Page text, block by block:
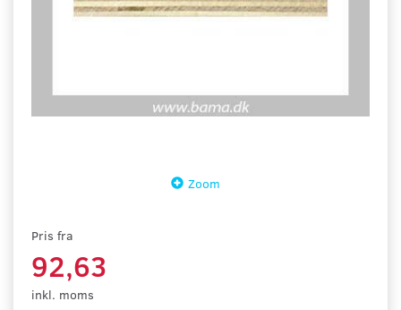
Zoom
Pris fra
92,63
inkl. moms